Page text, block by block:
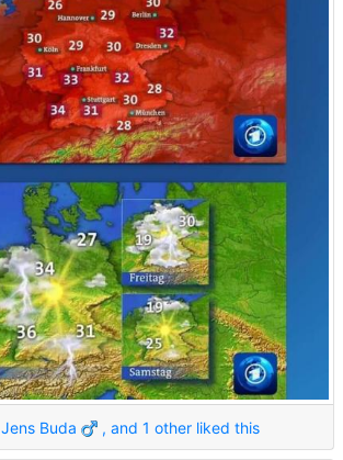
Jens Buda , and 1 other liked this